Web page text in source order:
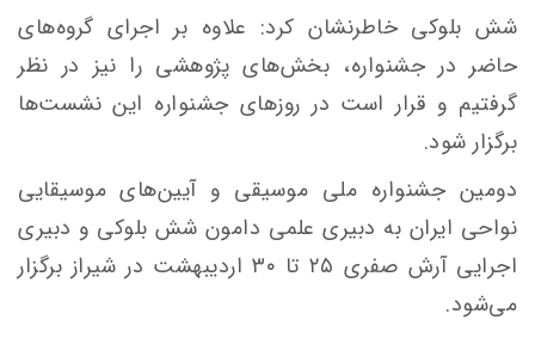
شش بلوکی خاطرنشان کرد: علاوه بر اجرای گروه‌های
حاضر در جشنواره، بخش‌های پژوهشی را نیز در نظر
گرفتیم و قرار است در روزهای جشنواره این نشست‌ها
برگزار شود.
دومین جشنواره ملی موسیقی و آیین‌های موسیقایی
نواحی ایران به دبیری علمی دامون شش بلوکی و دبیری
اجرایی آرش صفری
۲۵ تا ۳۰ اردیبهشت در شیراز برگزار
می‌شود.